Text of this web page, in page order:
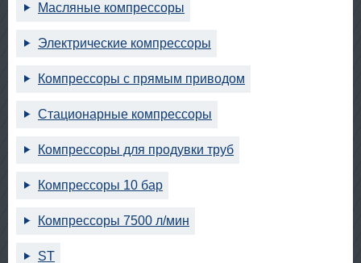
Масляные компрессоры
Электрические компрессоры
Компрессоры с прямым приводом
Стационарные компрессоры
Компрессоры для продувки труб
Компрессоры 10 бар
Компрессоры 7500 л/мин
ST